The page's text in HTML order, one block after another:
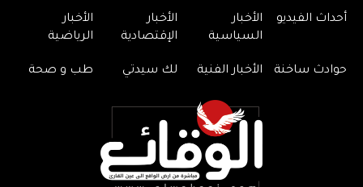
أحداث الفيديو
الأخبار
السياسية
الأخبار
الإقتصادية
الأخبار
الرياضية
حوادث ساخنة الأخبار الفنية لك سيدتي طب و صحة